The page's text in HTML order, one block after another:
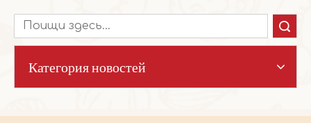
Категория новостей